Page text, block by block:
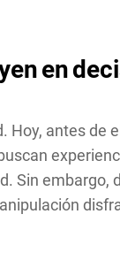
en
antes de
Sin embargo,